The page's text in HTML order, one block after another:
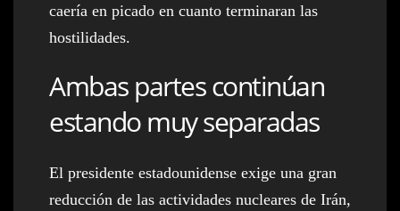
caería en picado en cuanto terminaran las
hostilidades.
Ambas partes continúan
estando muy separadas
El presidente estadounidense exige una gran
reducción de las actividades nucleares de Irán,